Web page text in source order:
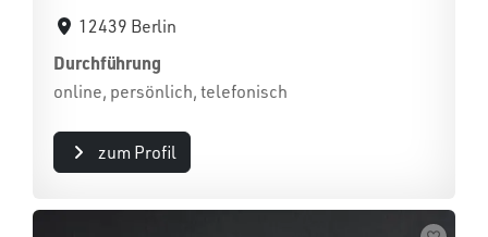
12439 Berlin
Durchführung
online, persönlich, telefonisch
zum Profil